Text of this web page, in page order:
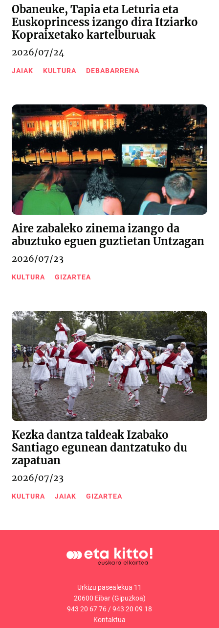
Obaneuke, Tapia eta Leturia eta
Euskoprincess izango dira Itziarko
Kopraixetako kartelburuak
2026/07/24
JAIAK KULTURA DEBABARRENA
Aire zabaleko zinema izango da
abuztuko eguen guztietan Untzagan
2026/07/23
KULTURA GIZARTEA
Kezka dantza taldeak Izabako
Santiago egunean dantzatuko du
zapatuan
2026/07/23
KULTURA JAIAK GIZARTEA
Urkizu pasealekua 11
20600 Eibar (Gipuzkoa)
943 20 67 76/943 20 09 18
Kontaktua